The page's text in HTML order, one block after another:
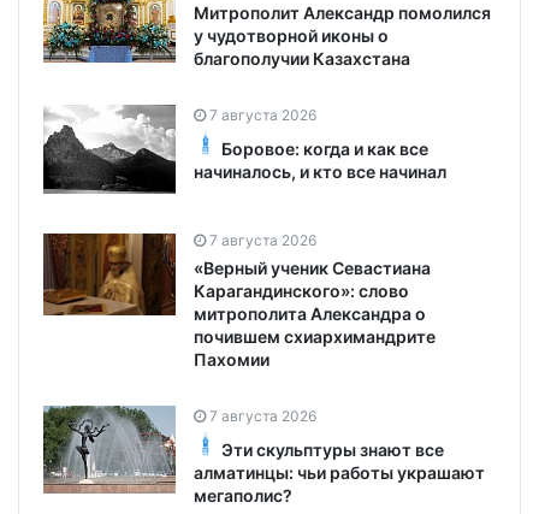
Митрополит Александр помолился
у чудотворной иконы о
благополучии Казахстана
7 августа 2026
Боровое: когда и как все
начиналось, и кто все начинал
7 августа 2026
«Верный ученик Севастиана
Карагандинского»: слово
митрополита Александра о
почившем схиархимандрите
Пахомии
7 августа 2026
Эти скульптуры знают все
алматинцы: чьи работы украшают
мегаполис?